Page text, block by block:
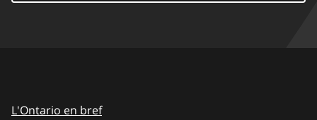
L'Ontario en bref